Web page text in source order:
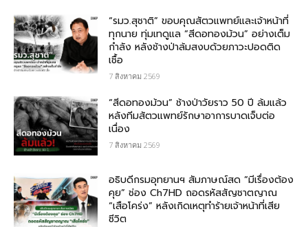
“รมว.สุชาติ” ขอบคุณสัตวแพทย์และเจ้าหน้าที่
ทุกนาย ทุ่มเทดูแล “สีดอทองม้วน” อย่างเต็ม
กำลัง หลังช้างป่าล้มสงบด้วยภาวะปอดติด
เชื้อ
7 สิงหาคม 2569
“สีดอทองม้วน” ช้างป่าวัยราว 50 ปี ล้มแล้ว
หลังทีมสัตวแพทย์รักษาอาการบาดเจ็บต่อ
เนื่อง
7 สิงหาคม 2569
อธิบดีกรมอุทยานฯ สัมภาษณ์สด “มีเรื่องต้อง
คุย” ช่อง Ch7HD ถอดรหัสสัญชาตญาณ
“เสือโคร่ง” หลังเกิดเหตุทำร้ายเจ้าหน้าที่เสีย
ชีวิต